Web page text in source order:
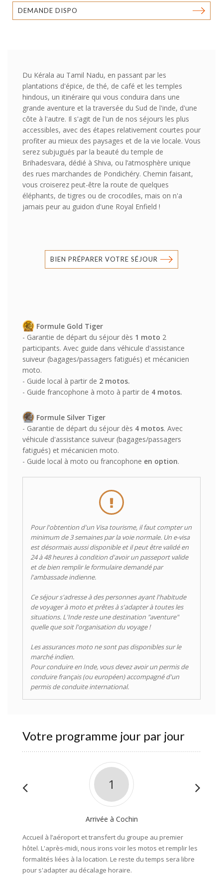
DEMANDE DISPO
Du Kérala au Tamil Nadu, en passant par les
plantations d'épice, de thé, de café et les temples
hindous, un itinéraire qui vous conduira dans une
grande aventure et la traversée du Sud de l'inde, d'une
côte à l'autre. Il s'agit de l'un de nos séjours les plus
accessibles, avec des étapes relativement courtes pour
profiter au mieux des paysages et de la vie locale. Vous
serez subjugués par la beauté du temple de
Brihadesvara, dédié à Shiva, ou l’atmosphère unique
des rues marchandes de Pondichéry. Chemin faisant,
vous croiserez peut-être la route de quelques
éléphants, de tigres ou de crocodiles, mais on n'a
jamais peur au guidon d'une Royal Enfield !
BIEN PRÉPARER VOTRE SÉJOUR
Formule Gold Tiger
- Garantie de départ du séjour dès 1 moto 2
participants. Avec guide dans véhicule d'assistance
suiveur (bagages/passagers fatigués) et mécanicien
moto.
- Guide local à partir de 2 motos.
- Guide francophone à moto à partir de 4 motos.
Formule Silver Tiger
- Garantie de départ du séjour dès 4 motos. Avec
véhicule d'assistance suiveur (bagages/passagers
fatigués) et mécanicien moto.
- Guide local à moto ou francophone en option.
Pour l'obtention d'un Visa tourisme, il faut compter un
minimum de 3 semaines par la voie normale. Un e-visa
est désormais aussi disponible et il peut être validé en
24 à 48 heures à condition d'avoir un passeport valide
et de bien remplir le formulaire demandé par
l'ambassade indienne.
Ce séjour s'adresse à des personnes ayant l'habitude
de voyager à moto et prêtes à s'adapter à toutes les
situations. L'Inde reste une destination "aventure"
quelle que soit l'organisation du voyage !
Les assurances moto ne sont pas disponibles sur le
marché indien.
Pour conduire en Inde, vous devez avoir un permis de
conduire français (ou européen) accompagné d'un
permis de conduite international.
Votre programme jour par jour
1
Arrivée à Cochin
Accueil à l’aéroport et transfert du groupe au premier
hôtel. L'après-midi, nous irons voir les motos et remplir les
formalités liées à la location. Le reste du temps sera libre
pour s'adapter au décalage horaire.